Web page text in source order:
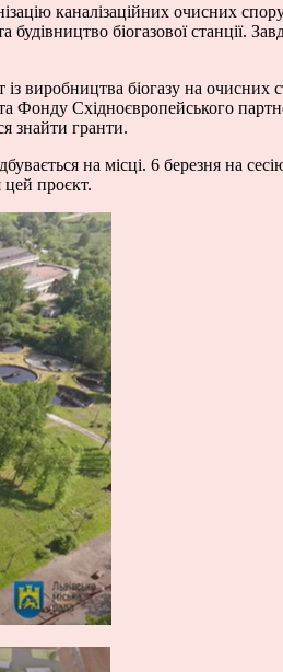
каналізаційних очисних
біогазової станції.
виробництва біогазу на очисних
Фонду Східноєвропейського
знайти гранти.
на місці. 6 березня на
цей проєкт.